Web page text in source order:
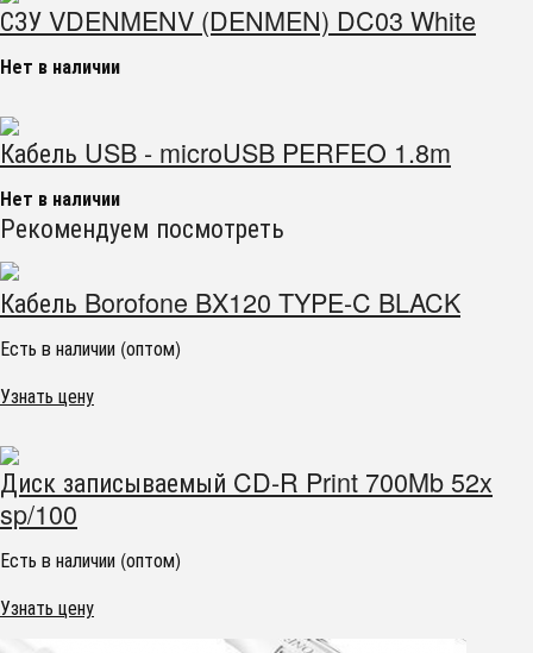
СЗУ VDENMENV (DENMEN) DC03 White
Нет в наличии
Кабель USB - microUSB PERFEO 1.8m
Нет в наличии
Рекомендуем посмотреть
Кабель Borofone BX120 TYPE-C BLACK
Есть в наличии (оптом)
Узнать цену
Диск записываемый CD-R Print 700Mb 52x
sp/100
Есть в наличии (оптом)
Узнать цену